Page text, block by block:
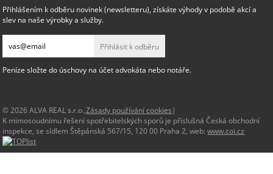
Přihlášením k odběru novinek (newsletteru), získáte výhody v podobě akcí a
slev na naše výrobky a služby.
Přihlásit k odběru
Peníze složte do úschovy na účet advokáta nebo notáře.
© 2026 ALVA REAL s.r.o.,Zásady používání cookies |
K mimosoudnímu řešení spotřebitelských sporů je příslušná Česká obchodní
inspekce, se sídlem Štěpánská 567/15, 120 00 Praha 2, web:www.coi.cz